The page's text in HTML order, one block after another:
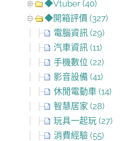
◆Vtuber (40)
◆開箱評價 (327)
電腦資訊 (29)
汽車資訊 (11)
手機數位 (22)
影音設備 (41)
休閒電動車 (14)
智慧居家 (28)
玩具一起玩 (27)
消費經驗 (55)